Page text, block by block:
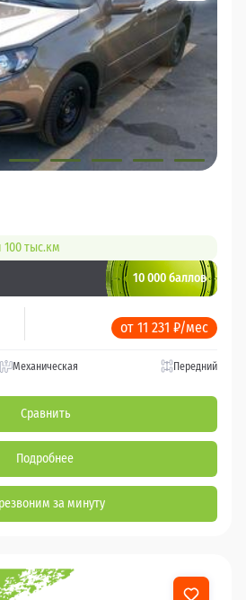
100 тыс.км
10 000 баллов
от 11 231 ₽/мес
Механическая Передний
Сравнить
Подробнее
за минуту